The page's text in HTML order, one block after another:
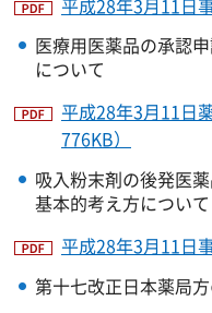
医療用医薬品の承認
について
平成28年3月11日
776KB）
吸入粉末剤の後発医
基本的考え方について
平成28年3月11日
第十七改正日本薬局